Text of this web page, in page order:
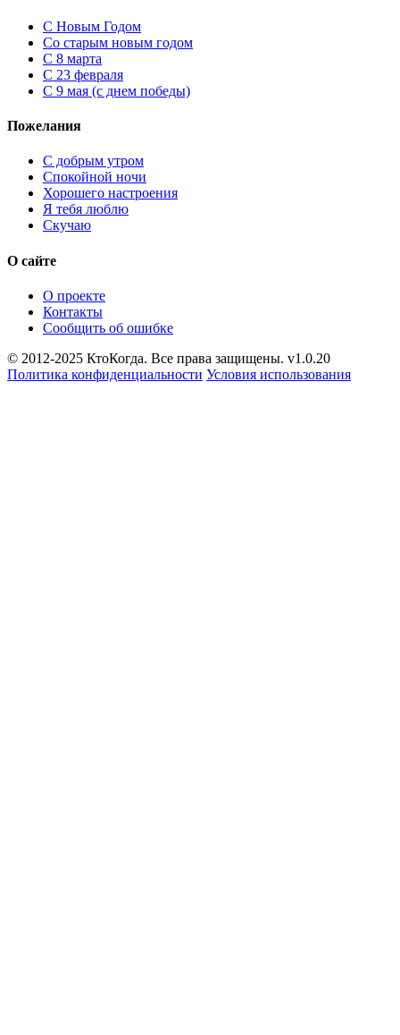
C Новым Годом
Cо старым новым годом
С 8 марта
С 23 февраля
С 9 мая (с днем победы)
Пожелания
С добрым утром
Спокойной ночи
Хорошего настроения
Я тебя люблю
Скучаю
О сайте
О проекте
Контакты
Сообщить об ошибке
© 2012-2025 КтоКогда. Все права защищены. v1.0.20
Политика конфиденциальности Условия использования